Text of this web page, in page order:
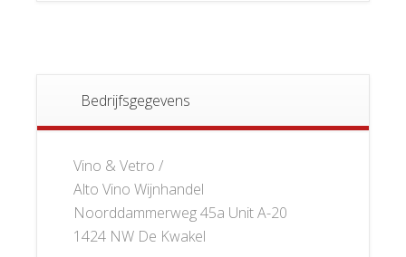
Bedrijfsgegevens
Vino & Vetro /
Alto Vino Wijnhandel
Noorddammerweg 45a Unit A-20
1424 NW De Kwakel